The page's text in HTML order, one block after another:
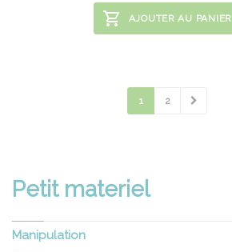
AJOUTER AU PANIER
1 2
Petit materiel
Manipulation